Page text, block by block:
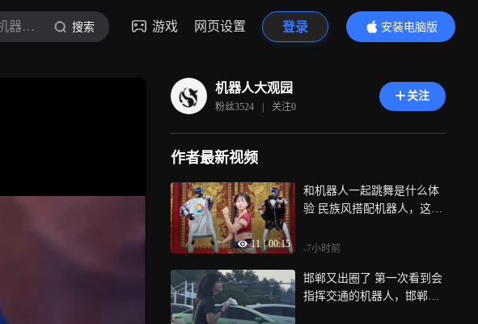
机器人大观园 搜索 游戏 网页设置 登录
安装电脑版
内容更精彩
机器人大观园
粉丝3524 | 关注0
关注
作者最新视频
11 | 00:15
和机器人一起跳舞是什么体
验 民族风搭配机器人，这个
-7小时前
邯郸又出圈了 第一次看到会
指挥交通的机器人，邯郸这